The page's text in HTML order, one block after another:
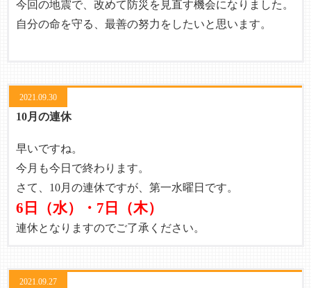
今回の地震で、改めて防災を見直す機会になりました。
自分の命を守る、最善の努力をしたいと思います。
2021.09.30
10月の連休
早いですね。
今月も今日で終わります。
さて、10月の連休ですが、第一水曜日です。
6日（水）・7日（木）
連休となりますのでご了承ください。
2021.09.27